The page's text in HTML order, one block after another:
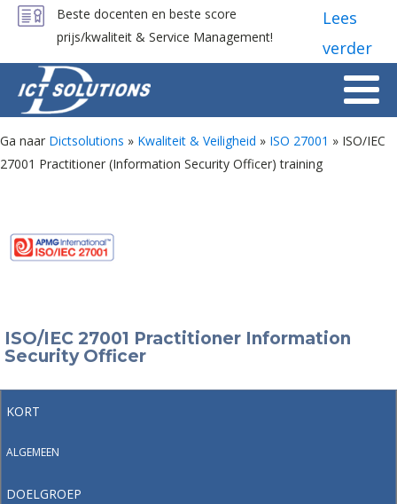
Beste docenten en beste score
prijs/kwaliteit & Service Management!
Lees
verder
Ga naar Dictsolutions » Kwaliteit & Veiligheid » ISO 27001 » ISO/IEC
27001 Practitioner (Information Security Officer) training
ISO/IEC 27001 Practitioner Information
Security Officer
KORT
ALGEMEEN
DOELGROEP